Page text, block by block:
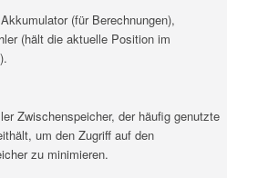
(für Berechnungen),
(hält die aktuelle Position im
Zwischenspeicher, der häufig genutzte
um den Zugriff auf den
zu minimieren.